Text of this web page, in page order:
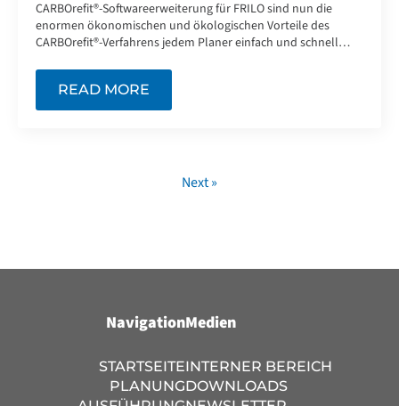
CARBOrefit®-Softwareerweiterung für FRILO sind nun die
enormen ökonomischen und ökologischen Vorteile des
CARBOrefit®-Verfahrens jedem Planer einfach und schnell…
READ MORE
Next »
Navigation
STARTSEITE
PLANUNG
Medien
INTERNER BEREICH
DOWNLOADS